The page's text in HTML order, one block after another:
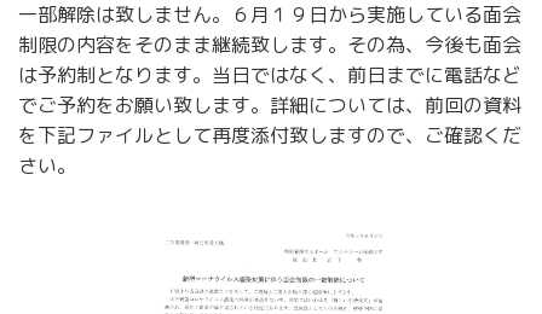
一部解除は致しません。６月１９日から実施している面会
制限の内容をそのまま継続致します。その為、今後も面会
は予約制となります。当日ではなく、前日までに電話など
でご予約をお願い致します。詳細については、前回の資料
を下記ファイルとして再度添付致しますので、ご確認くだ
さい。